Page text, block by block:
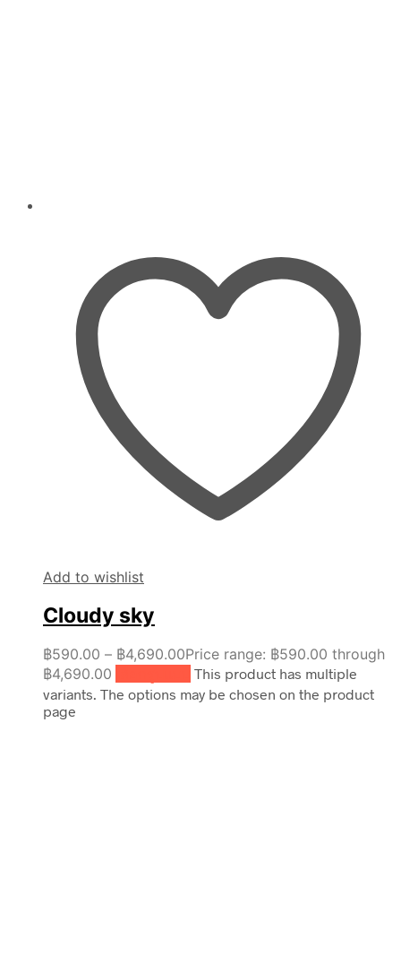
Add to wishlist
Cloudy sky
฿590.00 – ฿4,690.00Price range: ฿590.00 through
฿4,690.00
This product has multiple
variants. The options may be chosen on the product
page